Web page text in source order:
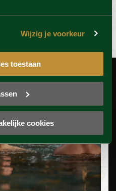
Wijzig je voorkeur
toestaan
cookies
ook
leuk